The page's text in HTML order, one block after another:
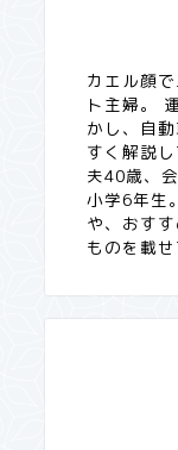
カエル顔
ト主婦。
かし、自
すく解説
夫40歳、
小学6年生
や、おす
ものを載せ